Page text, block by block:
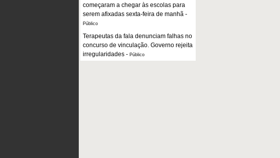
começaram a chegar às escolas para
serem afixadas sexta-feira de manhã -
Público
Terapeutas da fala denunciam falhas no
concurso de vinculação. Governo rejeita
irregularidades - Público